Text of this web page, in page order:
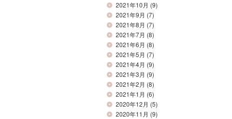
2021年10月 (9)
2021年9月 (7)
2021年8月 (7)
2021年7月 (8)
2021年6月 (8)
2021年5月 (7)
2021年4月 (9)
2021年3月 (9)
2021年2月 (8)
2021年1月 (6)
2020年12月 (5)
2020年11月 (9)